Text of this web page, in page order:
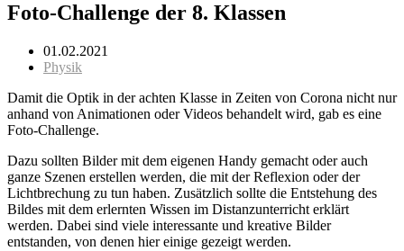
Foto-Challenge der 8. Klassen
01.02.2021
Physik
Damit die Optik in der achten Klasse in Zeiten von Corona nicht nur
anhand von Animationen oder Videos behandelt wird, gab es eine
Foto-Challenge.
Dazu sollten Bilder mit dem eigenen Handy gemacht oder auch
ganze Szenen erstellen werden, die mit der Reflexion oder der
Lichtbrechung zu tun haben. Zusätzlich sollte die Entstehung des
Bildes mit dem erlernten Wissen im Distanzunterricht erklärt
werden. Dabei sind viele interessante und kreative Bilder
entstanden, von denen hier einige gezeigt werden.